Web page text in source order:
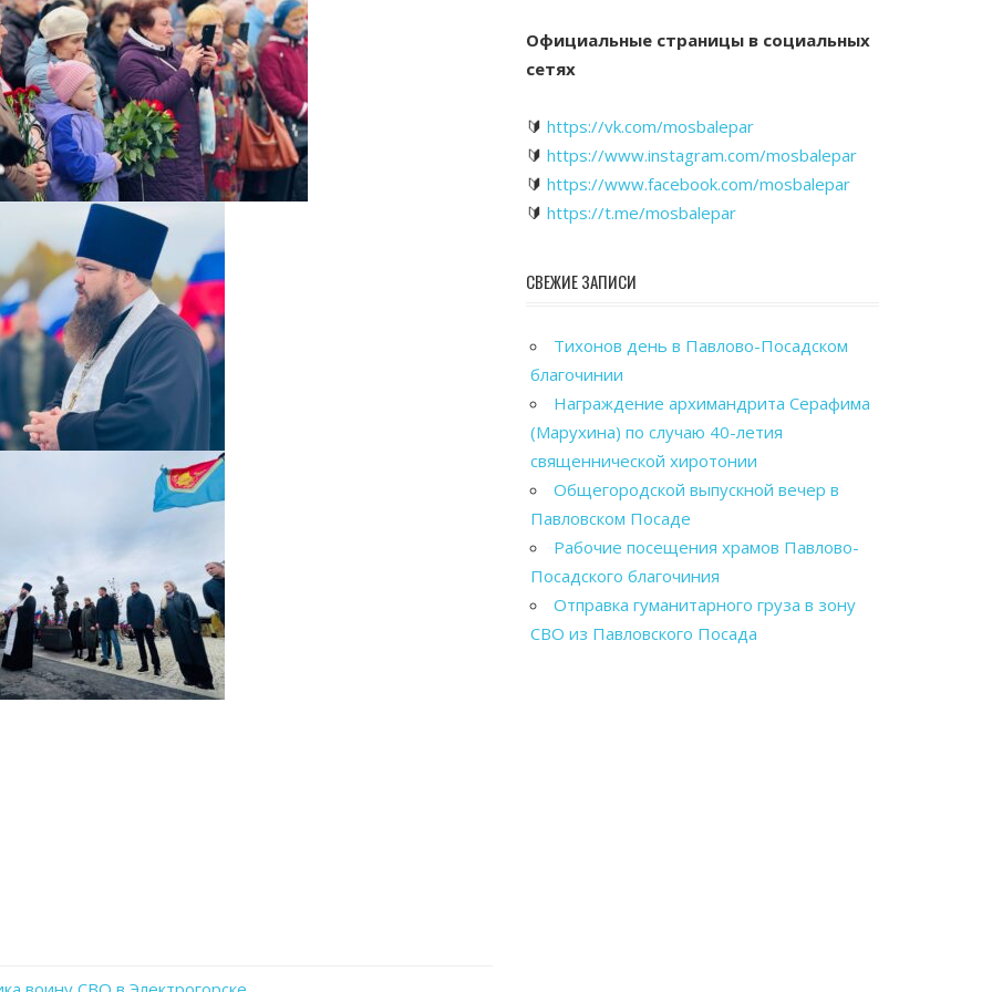
Официальные страницы в социальных
сетях
🔰 https://vk.com/mosbalepar
🔰 https://www.instagram.com/mosbalepar
🔰 https://www.facebook.com/mosbalepar
🔰 https://t.me/mosbalepar
СВЕЖИЕ ЗАПИСИ
Тихонов день в Павлово-Посадском
благочинии
Награждение архимандрита Серафима
(Марухина) по случаю 40-летия
священнической хиротонии
Общегородской выпускной вечер в
Павловском Посаде
Рабочие посещения храмов Павлово-
Посадского благочиния
Отправка гуманитарного груза в зону
СВО из Павловского Посада